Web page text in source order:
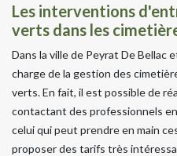
Les interventions
verts dans les
Dans la ville de Peyrat De Bellac
charge de la gestion des
verts. En fait, il est possible de
contactant des professionnels
celui qui peut prendre en main
proposer des tarifs très